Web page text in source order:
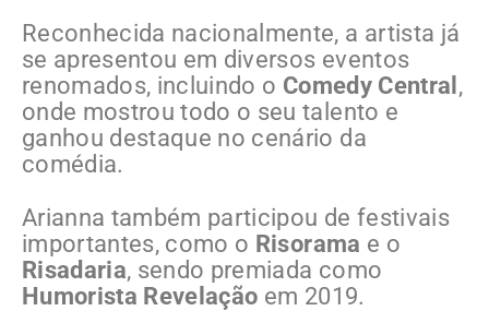
Reconhecida nacionalmente, a artista já
se apresentou em diversos eventos
renomados, incluindo o Comedy Central ,
onde mostrou todo o seu talento e
ganhou destaque no cenário da
comédia.
Arianna também participou de festivais
importantes, como o Risorama e o
Risadaria, sendo premiada como
Humorista Revelação em 2019.